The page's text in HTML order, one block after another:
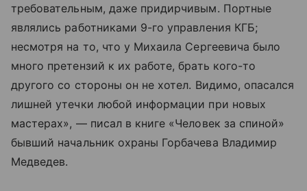
требовательным, даже придирчивым. Портные
являлись работниками 9-го управления КГБ;
несмотря на то, что у Михаила Сергеевича было
много претензий к их работе, брать кого-то
другого со стороны он не хотел. Видимо, опасался
лишней утечки любой информации при новых
мастерах», — писал в книге «Человек за спиной»
бывший начальник охраны Горбачева Владимир
Медведев.